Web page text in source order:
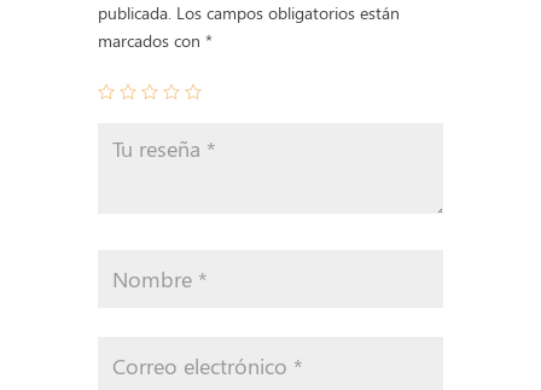
publicada. Los campos obligatorios están
marcados con *